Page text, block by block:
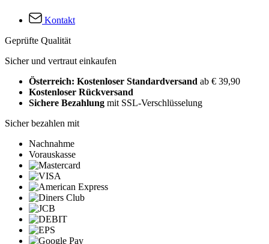
Kontakt
Geprüfte Qualität
Sicher und vertraut einkaufen
Österreich: Kostenloser Standardversand ab € 39,90
Kostenloser Rückversand
Sichere Bezahlung mit SSL-Verschlüsselung
Sicher bezahlen mit
Nachnahme
Vorauskasse